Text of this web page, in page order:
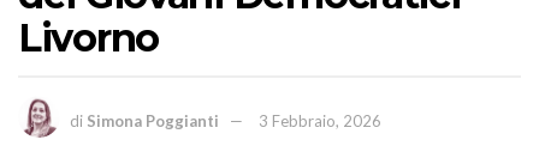
Livorno
di Simona Poggianti 3 Febbraio, 2026